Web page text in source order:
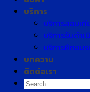
บริการ
บริการสอบเ
บริการรับดำ
บริการฝึกอบ
บทความ
ติดต่อเรา
Search